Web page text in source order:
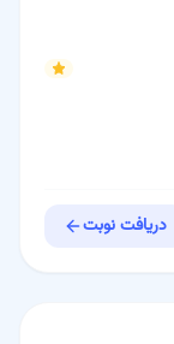
دریافت نوبت